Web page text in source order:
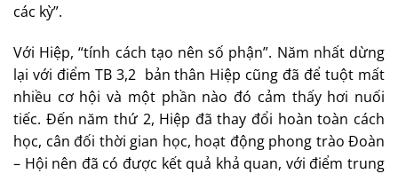
các kỳ”.
Với Hiệp, “tính cách tạo nên số phận”. Năm nhất dừng
lại với điểm TB 3,2 bản thân Hiệp cũng đã để tuột mất
nhiều cơ hội và một phần nào đó cảm thấy hơi nuối
tiếc. Đến năm thứ 2, Hiệp đã thay đổi hoàn toàn cách
học, cân đối thời gian học, hoạt động phong trào Đoàn
– Hội nên đã có được kết quả khả quan, với điểm trung